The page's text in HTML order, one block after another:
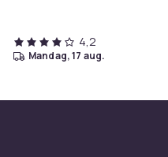
4,2
mandag, 17 aug.